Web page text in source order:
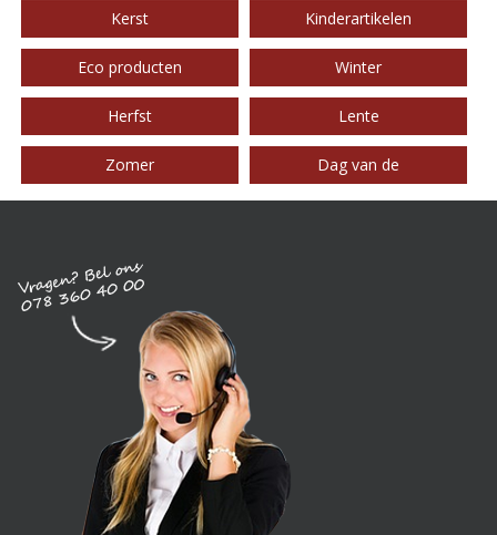
Kerst Kinderartikelen
Eco producten Winter
Herfst Lente
Zomer Dag van de